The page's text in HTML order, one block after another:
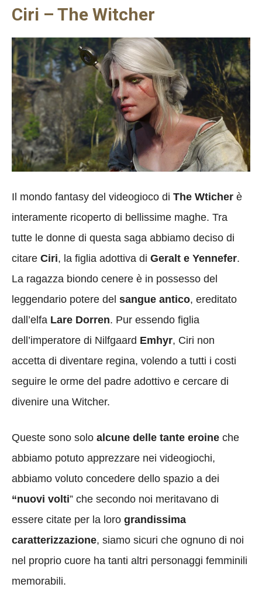
Ciri – The Witcher
Il mondo fantasy del videogioco di The Wticher è
interamente ricoperto di bellissime maghe. Tra
tutte le donne di questa saga abbiamo deciso di
citare Ciri, la figlia adottiva di Geralt e Yennefer.
La ragazza biondo cenere è in possesso del
leggendario potere del sangue antico, ereditato
dall’elfa Lare Dorren. Pur essendo figlia
dell’imperatore di Nilfgaard Emhyr, Ciri non
accetta di diventare regina, volendo a tutti i costi
seguire le orme del padre adottivo e cercare di
divenire una Witcher.
Queste sono solo alcune delle tante eroine che
abbiamo potuto apprezzare nei videogiochi,
abbiamo voluto concedere dello spazio a dei
“nuovi volti” che secondo noi meritavano di
essere citate per la loro grandissima
caratterizzazione, siamo sicuri che ognuno di noi
nel proprio cuore ha tanti altri personaggi femminili
memorabili.